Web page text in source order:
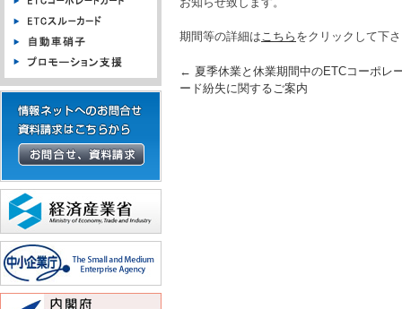
期間等の詳細はこちら をクリックして下
Post navigation
← 夏季休業と休業期間中のETCコーポレ
ード紛失に関するご案内